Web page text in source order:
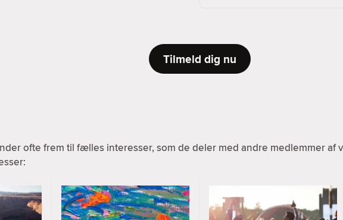
Tilmeld dig nu
ofte frem til fælles interesser, som de deler med andre medlemmer af